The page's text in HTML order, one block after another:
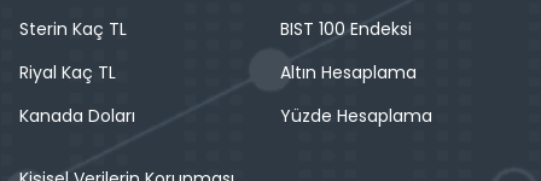
Sterin Kaç TL
Riyal Kaç TL
Kanada Doları
BIST 100 Endeksi
Altın Hesaplama
Yüzde Hesaplama